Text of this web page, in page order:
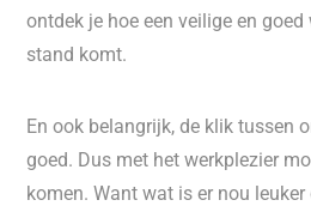
ontdek je hoe een veilige en
stand komt.
En ook belangrijk, de klik tussen
goed. Dus met het werkplezier
komen. Want wat is er nou